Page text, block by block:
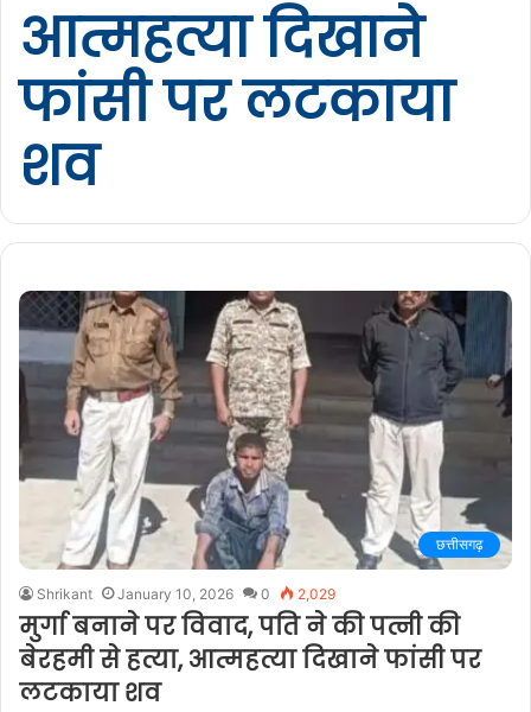
आत्महत्या दिखाने
फांसी पर लटकाया
शव
छत्तीसगढ़
Shrikant January 10, 2026 0 2,029
मुर्गा बनाने पर विवाद, पति ने की पत्नी की
बेरहमी से हत्या, आत्महत्या दिखाने फांसी पर
लटकाया शव